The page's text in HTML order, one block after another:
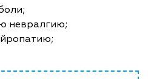
невралгию;